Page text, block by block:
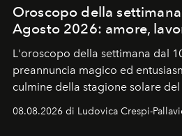
Oroscopo della
Agosto 2026: amore,
L'oroscopo della settimana dal
preannuncia magico ed
culmine della stagione solare
favorevole della Luna nuova in
ideale per la notte delle Perseidi.
08.08.2026 di Ludovica Crespi-